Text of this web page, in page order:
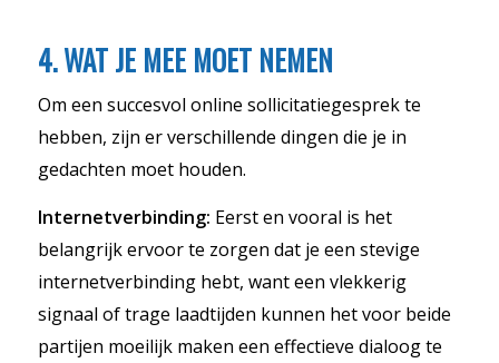
4. WAT JE MEE MOET NEMEN
Om een succesvol online sollicitatiegesprek te
hebben, zijn er verschillende dingen die je in
gedachten moet houden.
Internetverbinding: Eerst en vooral is het
belangrijk ervoor te zorgen dat je een stevige
internetverbinding hebt, want een vlekkerig
signaal of trage laadtijden kunnen het voor beide
partijen moeilijk maken een effectieve dialoog te